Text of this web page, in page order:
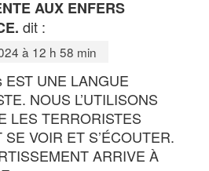
AUX ENFERS
dit :
à 12 h 58 min
EST UNE LANGUE
NOUS L’UTILISONS
LES TERRORISTES
VOIR ET S’ÉCOUTER.
ARRIVE À